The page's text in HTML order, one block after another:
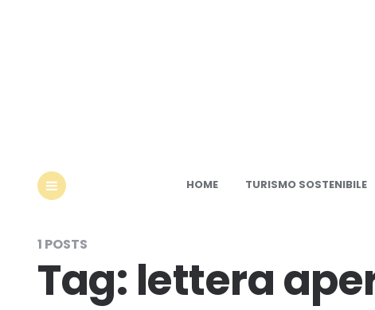
HOME TURISMO SOSTENIBILE
1 POSTS
Tag: lettera